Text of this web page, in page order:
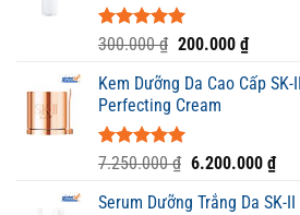
Được xếp
5.00
5 sao
300.000₫ Giá
là:
300.000 ₫.
200.000 ₫Giá
tại
Kem Dưỡng Da Cao Cấp
Perfecting Cream
Được xếp
5 sao
7.250.000₫ Giá
là:
6.200.000 ₫Giá
tại
Serum Dưỡng Trắng Da SK-